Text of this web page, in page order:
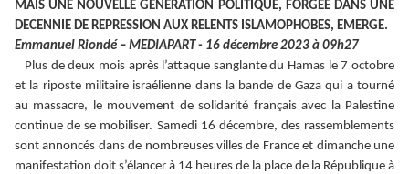
MAIS UNE NOUVELLE GENERATION POLITIQUE, FORGEE DANS UNE
DECENNIE DE REPRESSION AUX RELENTS ISLAMOPHOBES, EMERGE.
Emmanuel Riondé – MEDIAPART - 16 décembre 2023 à 09h27
Plus de deux mois après l’attaque sanglante du Hamas le 7 octobre
et la riposte militaire israélienne dans la bande de Gaza qui a tourné
au massacre, le mouvement de solidarité français avec la Palestine
continue de se mobiliser. Samedi 16 décembre, des rassemblements
sont annoncés dans de nombreuses villes de France et dimanche une
manifestation doit s’élancer à 14 heures de la place de la République à